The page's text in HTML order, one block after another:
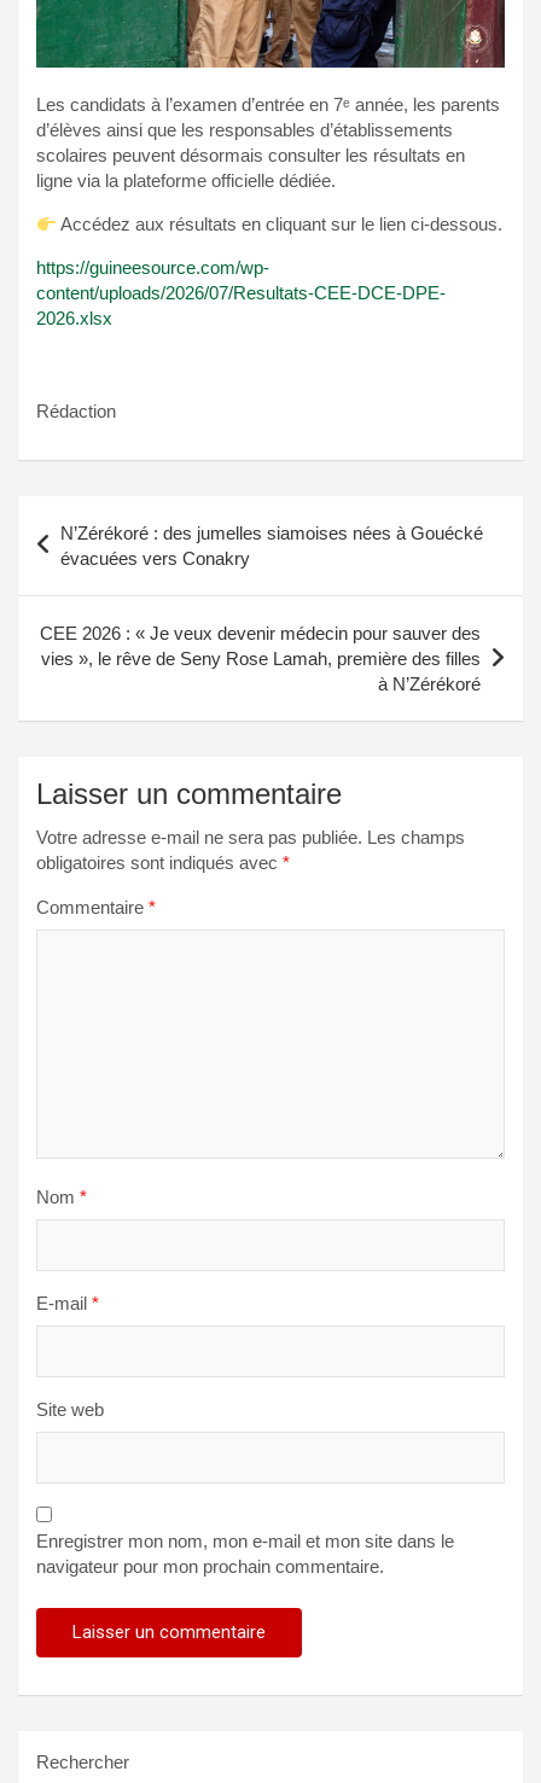
Les candidats à l’examen d’entrée en 7ᵉ année, les parents
d’élèves ainsi que les responsables d’établissements
scolaires peuvent désormais consulter les résultats en
ligne via la plateforme officielle dédiée.
Accédez aux résultats en cliquant sur le lien ci-dessous.
https://guineesource.com/wp-
content/uploads/2026/07/Resultats-CEE-DCE-DPE-
2026.xlsx
Rédaction
de
l’article
N’Zérékoré : des jumelles siamoises nées à Gouécké
évacuées vers Conakry
CEE 2026 : « Je veux devenir médecin pour sauver des
vies », le rêve de Seny Rose Lamah, première des filles
à N’Zérékoré
Laisser un commentaire
Votre adresse e-mail ne sera pas publiée. Les champs
obligatoires sont indiqués avec *
Commentaire *
Nom *
E-mail *
Site web
Enregistrer mon nom, mon e-mail et mon site dans le
navigateur pour mon prochain commentaire.
Rechercher